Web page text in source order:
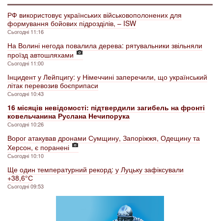
РФ використовує українських військовополонених для
формування бойових підрозділів, – ISW
Сьогодні 11:16
На Волині негода повалила дерева: рятувальники звільняли
проїзд автошляхами
Сьогодні 11:00
Інцидент у Лейпцигу: у Німеччині заперечили, що український
літак перевозив боєприпаси
Сьогодні 10:43
16 місяців невідомості: підтвердили загибель на фронті
ковельчанина Руслана Нечипорука
Сьогодні 10:26
Ворог атакував дронами Сумщину, Запоріжжя, Одещину та
Херсон, є поранені
Сьогодні 10:10
Ще один температурний рекорд: у Луцьку зафіксували
+38,6° С
Сьогодні 09:53